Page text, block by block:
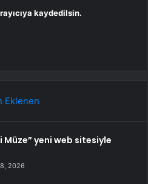
kaydedilsin.
Eklenen
Müze” yeni web sitesiyle
2026